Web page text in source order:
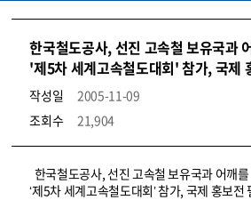
한국철도공사, 선진 고속철 보유국과
'제5차 세계고속철도대회' 참가, 국제
작성일
2005-11-09
조회수
21,904
뉴스·홍보_보도자료 상세보기 – 내용, 파일, 담당자 연락처로 구성
한국철도공사, 선진 고속철 보유국과 어깨
‘제5차 세계고속철도대회’ 참가, 국제 홍보전